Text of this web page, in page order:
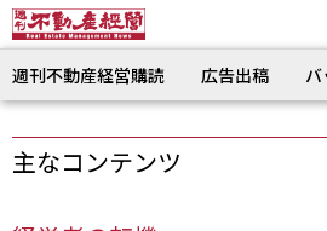
週刊不動産経営購読 広告出稿
主なコンテンツ